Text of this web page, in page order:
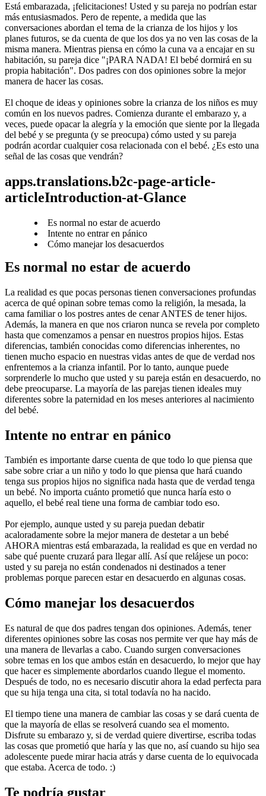
Está embarazada, ¡felicitaciones! Usted y su pareja no podrían estar
más entusiasmados. Pero de repente, a medida que las
conversaciones abordan el tema de la crianza de los hijos y los
planes futuros, se da cuenta de que los dos ya no ven las cosas de la
misma manera. Mientras piensa en cómo la cuna va a encajar en su
habitación, su pareja dice "¡PARA NADA! El bebé dormirá en su
propia habitación". Dos padres con dos opiniones sobre la mejor
manera de hacer las cosas.
El choque de ideas y opiniones sobre la crianza de los niños es muy
común en los nuevos padres. Comienza durante el embarazo y, a
veces, puede opacar la alegría y la emoción que siente por la llegada
del bebé y se pregunta (y se preocupa) cómo usted y su pareja
podrán acordar cualquier cosa relacionada con el bebé. ¿Es esto una
señal de las cosas que vendrán?
apps.translations.b2c-page-article-
articleIntroduction-at-Glance
Es normal no estar de acuerdo
Intente no entrar en pánico
Cómo manejar los desacuerdos
Es normal no estar de acuerdo
La realidad es que pocas personas tienen conversaciones profundas
acerca de qué opinan sobre temas como la religión, la mesada, la
cama familiar o los postres antes de cenar ANTES de tener hijos.
Además, la manera en que nos criaron nunca se revela por completo
hasta que comenzamos a pensar en nuestros propios hijos. Estas
diferencias, también conocidas como diferencias inherentes, no
tienen mucho espacio en nuestras vidas antes de que de verdad nos
enfrentemos a la crianza infantil. Por lo tanto, aunque puede
sorprenderle lo mucho que usted y su pareja están en desacuerdo, no
debe preocuparse. La mayoría de las parejas tienen ideales muy
diferentes sobre la paternidad en los meses anteriores al nacimiento
del bebé.
Intente no entrar en pánico
También es importante darse cuenta de que todo lo que piensa que
sabe sobre criar a un niño y todo lo que piensa que hará cuando
tenga sus propios hijos no significa nada hasta que de verdad tenga
un bebé. No importa cuánto prometió que nunca haría esto o
aquello, el bebé real tiene una forma de cambiar todo eso.
Por ejemplo, aunque usted y su pareja puedan debatir
acaloradamente sobre la mejor manera de destetar a un bebé
AHORA mientras está embarazada, la realidad es que en verdad no
sabe qué puente cruzará para llegar allí. Así que relájese un poco:
usted y su pareja no están condenados ni destinados a tener
problemas porque parecen estar en desacuerdo en algunas cosas.
Cómo manejar los desacuerdos
Es natural de que dos padres tengan dos opiniones. Además, tener
diferentes opiniones sobre las cosas nos permite ver que hay más de
una manera de llevarlas a cabo. Cuando surgen conversaciones
sobre temas en los que ambos están en desacuerdo, lo mejor que hay
que hacer es simplemente abordarlos cuando llegue el momento.
Después de todo, no es necesario discutir ahora la edad perfecta para
que su hija tenga una cita, si total todavía no ha nacido.
El tiempo tiene una manera de cambiar las cosas y se dará cuenta de
que la mayoría de ellas se resolverá cuando sea el momento.
Disfrute su embarazo y, si de verdad quiere divertirse, escriba todas
las cosas que prometió que haría y las que no, así cuando su hijo sea
adolescente puede mirar hacia atrás y darse cuenta de lo equivocada
que estaba. Acerca de todo. :)
Te podría gustar